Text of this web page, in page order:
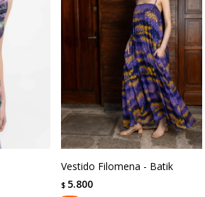
Vestido Filomena - Batik
$ 5.800